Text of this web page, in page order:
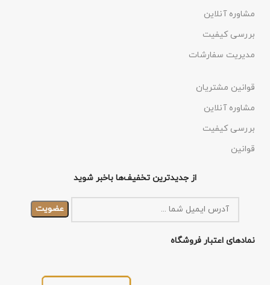
مشاوره آنلاین
بررسی کیفیت
مدیریت سفارشات
قوانین مشتریان
مشاوره آنلاین
بررسی کیفیت
قوانین
از جدیدترین تخفیف‌ها باخبر شوید
نمادهای اعتبار فروشگاه